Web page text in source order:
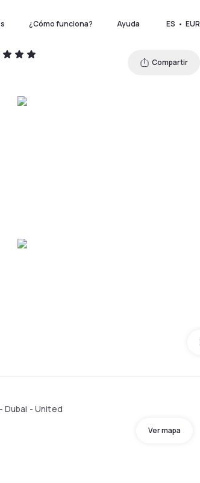
¿Cómo funciona? Ayuda ES • EUR
Compartir
Dubai - United
Ver mapa